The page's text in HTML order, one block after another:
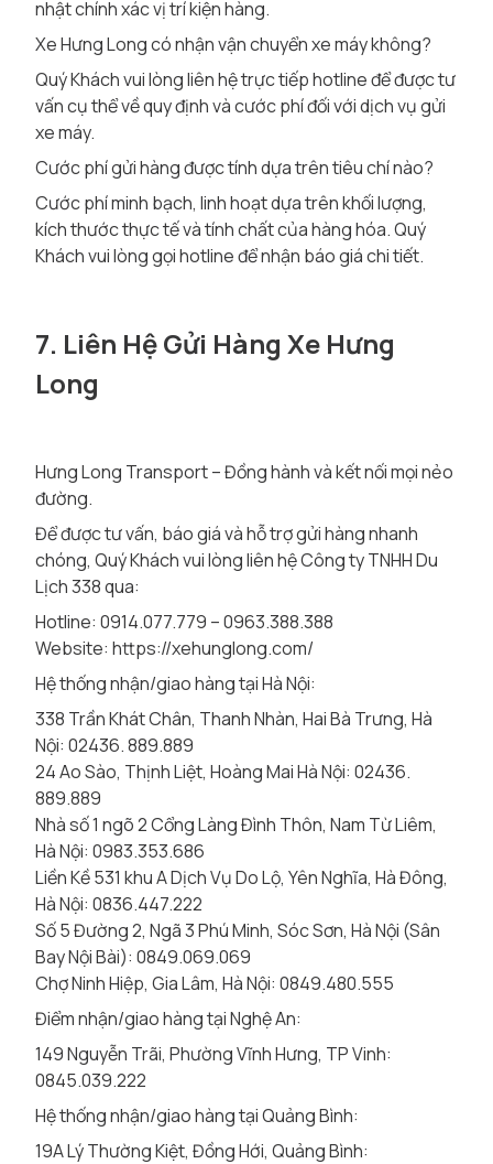
nhật chính xác vị trí kiện hàng.
Xe Hưng Long có nhận vận chuyển xe máy không?
Quý Khách vui lòng liên hệ trực tiếp hotline để được tư
vấn cụ thể về quy định và cước phí đối với dịch vụ gửi
xe máy.
Cước phí gửi hàng được tính dựa trên tiêu chí nào?
Cước phí minh bạch, linh hoạt dựa trên khối lượng,
kích thước thực tế và tính chất của hàng hóa. Quý
Khách vui lòng gọi hotline để nhận báo giá chi tiết.
7. Liên Hệ Gửi Hàng Xe Hưng
Long
Hưng Long Transport – Đồng hành và kết nối mọi nẻo
đường.
Để được tư vấn, báo giá và hỗ trợ gửi hàng nhanh
chóng, Quý Khách vui lòng liên hệ Công ty TNHH Du
Lịch 338 qua:
Hotline: 0914.077.779 – 0963.388.388
Website: https://xehunglong.com/
Hệ thống nhận/giao hàng tại Hà Nội:
338 Trần Khát Chân, Thanh Nhàn, Hai Bà Trưng, Hà
Nội: 02436. 889.889
24 Ao Sào, Thịnh Liệt, Hoàng Mai Hà Nội: 02436.
889.889
Nhà số 1 ngõ 2 Cổng Làng Đình Thôn, Nam Từ Liêm,
Hà Nội: 0983.353.686
Liền Kề 531 khu A Dịch Vụ Do Lộ, Yên Nghĩa, Hà Đông,
Hà Nội: 0836.447.222
Số 5 Đường 2, Ngã 3 Phú Minh, Sóc Sơn, Hà Nội (Sân
Bay Nội Bài): 0849.069.069
Chợ Ninh Hiệp, Gia Lâm, Hà Nội: 0849.480.555
Điểm nhận/giao hàng tại Nghệ An:
149 Nguyễn Trãi, Phường Vĩnh Hưng, TP Vinh:
0845.039.222
Hệ thống nhận/giao hàng tại Quảng Bình:
19A Lý Thường Kiệt, Đồng Hới, Quảng Bình: